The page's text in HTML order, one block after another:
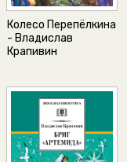
Колесо Перепёлкина
- Владислав
Крапивин